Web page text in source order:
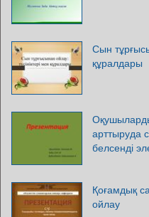
Сын
құралдары
арттыруда
белсенді
Қоғамдық
ойлау